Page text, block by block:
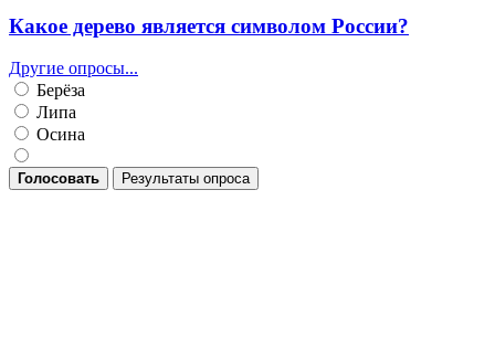
Какое дерево является символом России?
Другие опросы...
Берёза
Липа
Осина
Голосовать Результаты опроса